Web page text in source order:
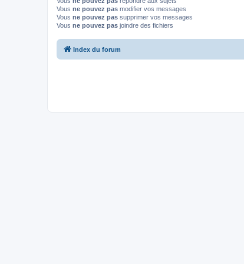
Vous ne pouvez pas modifier vos messages
Vous ne pouvez pas supprimer vos messages
Vous ne pouvez pas joindre des fichiers
Index du forum